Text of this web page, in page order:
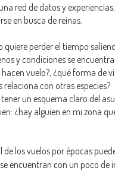
red de datos y
en busca de reinas.
quiere perder el tiempo
y condiciones se
vuelo?, ¿qué forma de
con otras especies?
un esquema claro del
¿hay alguien en mi zona
los vuelos por épocas
encuentran con un poco de